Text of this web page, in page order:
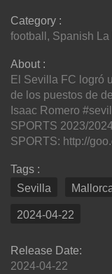
Category :
football , Spanish La
About :
El Sevilla FC logró
de los puestos de
Isaac Romero
SPORTS 2023/
SPORTS: http://
Tags :
Sevilla
2024-04-22
Release Date:
2024-04-22